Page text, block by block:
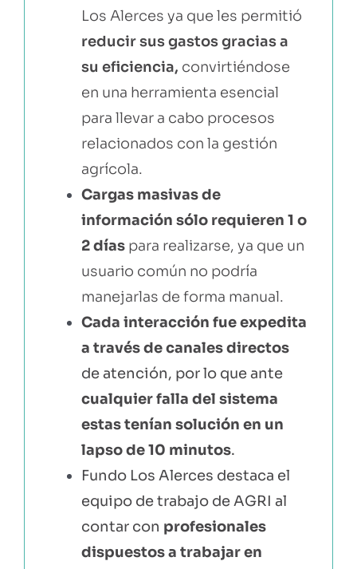
Los Alerces ya que les permitió
reducir sus gastos gracias a
su eficiencia, convirtiéndose
en una herramienta esencial
para llevar a cabo procesos
relacionados con la gestión
agrícola.
Cargas masivas de
información sólo requieren 1 o
2 días para realizarse, ya que un
usuario común no podría
manejarlas de forma manual.
Cada interacción fue expedita
a través de canales directos
de atención, por lo que ante
cualquier falla del sistema
estas tenían solución en un
lapso de 10 minutos.
Fundo Los Alerces destaca el
equipo de trabajo de AGRI al
contar con profesionales
dispuestos a trabajar en